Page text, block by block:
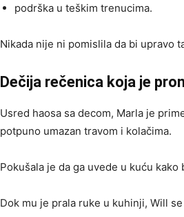
podrška u teškim trenucima.
Nikada nije ni pomislila da bi upravo
Dečija rečenica koja je
Usred haosa sa decom, Marla je
potpuno umazan travom i kolačima.
Pokušala je da ga uvede u kuću
Dok mu je prala ruke u kuhinji, Will